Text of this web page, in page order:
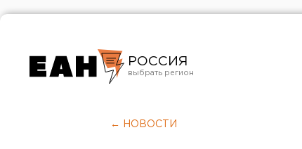
РОССИЯ
Челябинск
← НОВОСТИ